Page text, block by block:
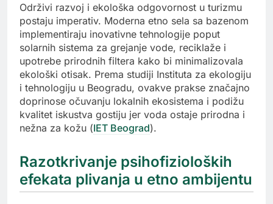
Održivi razvoj i ekološka odgovornost u turizmu
postaju imperativ. Moderna etno sela sa bazenom
implementiraju inovativne tehnologije poput
solarnih sistema za grejanje vode, reciklaže i
upotrebe prirodnih filtera kako bi minimalizovala
ekološki otisak. Prema studiji Instituta za ekologiju
i tehnologiju u Beogradu, ovakve prakse značajno
doprinose očuvanju lokalnih ekosistema i podižu
kvalitet iskustva gostiju jer voda ostaje prirodna i
nežna za kožu (IET Beograd).
Razotkrivanje psihofizioloških
efekata plivanja u etno ambijentu